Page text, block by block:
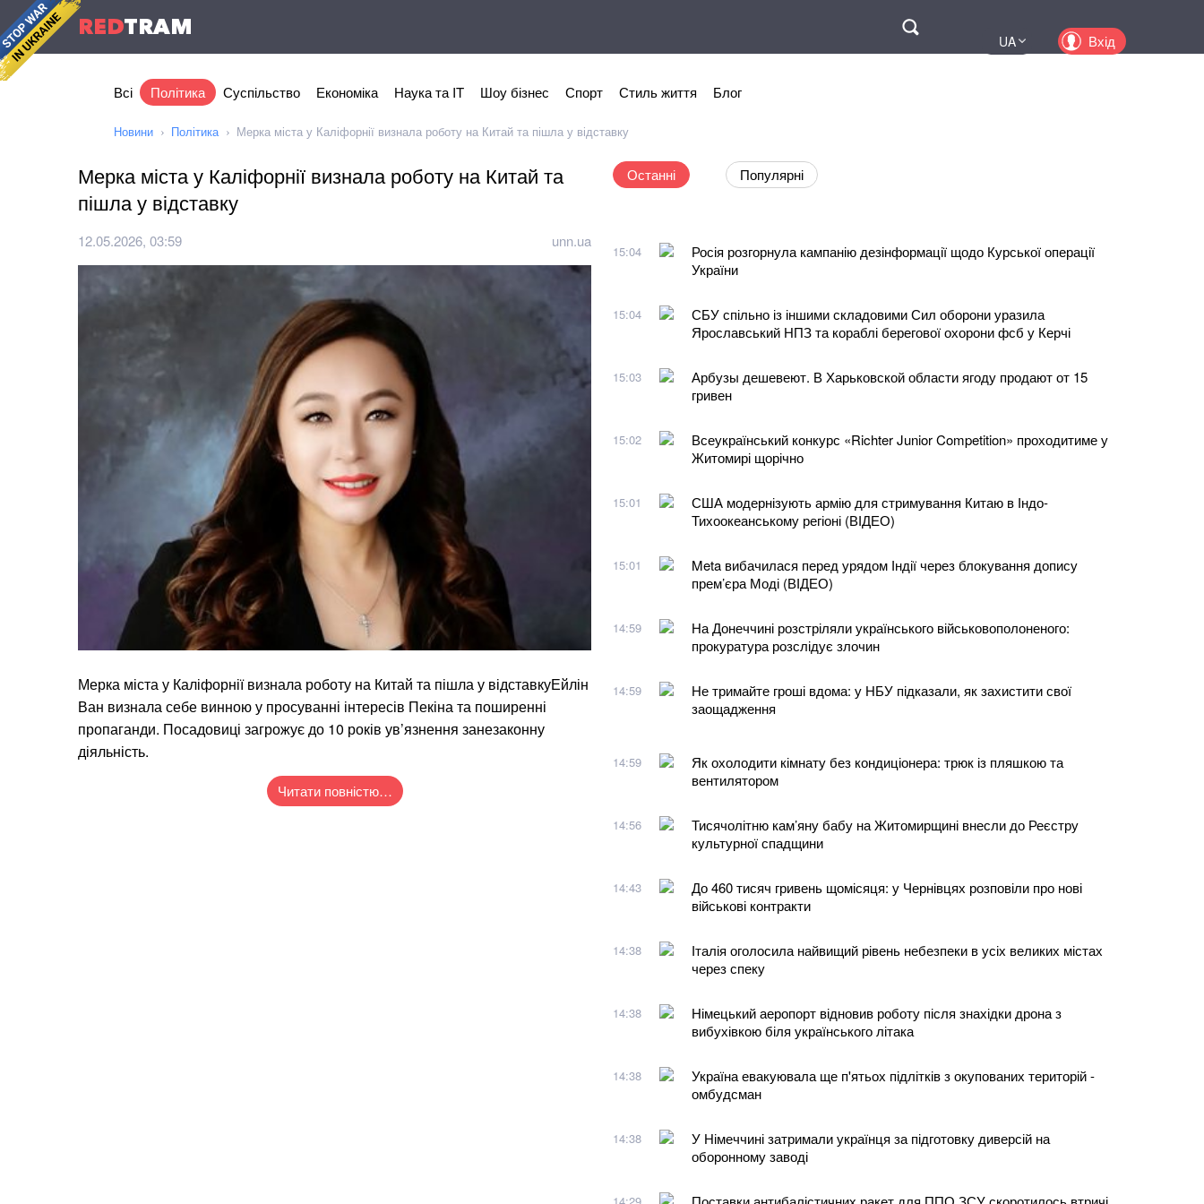
REDTRAM
UA
Вхід
Всі Політика Суспільство Економіка Наука та IT Шоу бізнес Спорт Стиль життя Блог
Новини Політика Мерка міста у Каліфорнії визнала роботу на Китай та пішла у відставку
Мерка міста у Каліфорнії визнала роботу на Китай та
пішла у відставку
12.05.2026, 03:59 unn.ua
Мерка міста у Каліфорнії визнала роботу на Китай та пішла у відставкуЕйлін
Ван визнала себе винною у просуванні інтересів Пекіна та поширенні
пропаганди. Посадовиці загрожує до 10 років ув’язнення занезаконну
діяльність.
Читати повністю…
Останні Популярні
15:04
Росія розгорнула кампанію дезінформації щодо Курської операції
України
15:04
СБУ спільно із іншими складовими Сил оборони уразила
Ярославський НПЗ та кораблі берегової охорони фсб у Керчі
15:03
Арбузы дешевеют. В Харьковской области ягоду продают от 15
гривен
15:02
Всеукраїнський конкурс «Richter Junior Competition» проходитиме у
Житомирі щорічно
15:01
США модернізують армію для стримування Китаю в Індо-
Тихоокеанському регіоні (ВІДЕО)
15:01
Meta вибачилася перед урядом Індії через блокування допису
прем’єра Моді (ВІДЕО)
14:59
На Донеччині розстріляли українського військовополоненого:
прокуратура розслідує злочин
14:59
Не тримайте гроші вдома: у НБУ підказали, як захистити свої
заощадження
14:59
Як охолодити кімнату без кондиціонера: трюк із пляшкою та
вентилятором
14:56
Тисячолітню кам’яну бабу на Житомирщині внесли до Реєстру
культурної спадщини
14:43
До 460 тисяч гривень щомісяця: у Чернівцях розповіли про нові
військові контракти
14:38
Італія оголосила найвищий рівень небезпеки в усіх великих містах
через спеку
14:38
Німецький аеропорт відновив роботу після знахідки дрона з
вибухівкою біля українського літака
14:38
Україна евакуювала ще п'ятьох підлітків з окупованих територій -
омбудсман
14:38
У Німеччині затримали українця за підготовку диверсій на
оборонному заводі